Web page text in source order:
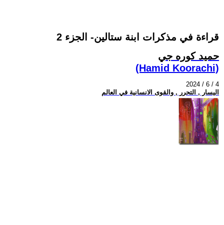
قراءة في مذكرات ابنة ستالين- الجزء 2
حميد كوره جي
(Hamid Koorachi)
2024 / 6 / 4
اليسار , التحرر , والقوى الانسانية في العالم